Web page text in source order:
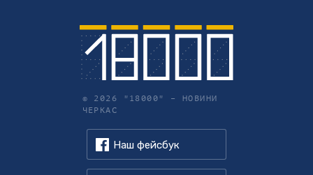
© 2026 "18000" – НОВИНИ
ЧЕРКАС
Наш фейсбук